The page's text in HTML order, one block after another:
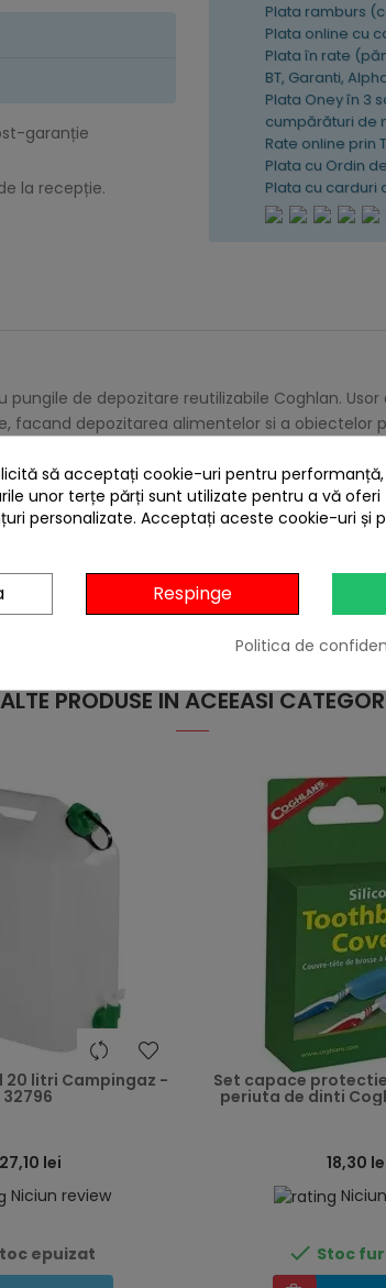
garanție
la recepție.
Plata ramburs
Plata online cu
Plata în rate
BT, Garanti,
Plata Oney în 3
cumpărături de
Rate online prin
Plata cu Ordin
Plata cu carduri
de depozitare reutilizabile Coghlan.
facand depozitarea alimentelor si a obiectelor
PRODUSE IN ACEEASI
heart
20 litri Campingaz -
32796
lei
Niciun review
epuizat
Set capace
periuta de dinti
18,30
 Stoc
să acceptați cookie-uri pentru
unor terțe părți sunt utilizate pentru a vă oferi
personalizate. Acceptați aceste cookie-uri și
Respinge
Politica de